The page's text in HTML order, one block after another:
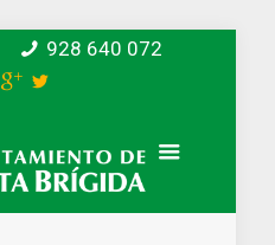
928 640 072